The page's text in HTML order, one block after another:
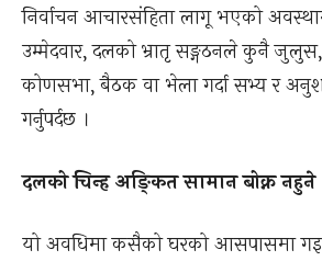
निर्वाचन आचारसंहिता लागू भएको
उम्मेदवार, दलको भ्रातृ सङ्गठनले कुनै
कोणसभा, बैठक वा भेला गर्दा सभ्य र
गर्नुपर्दछ ।
दलको चिन्ह अङ्कित सामान बोक्न नहुने
यो अवधिमा कसैको घरको आसपासमा